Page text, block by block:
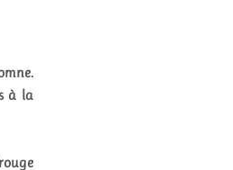
à la